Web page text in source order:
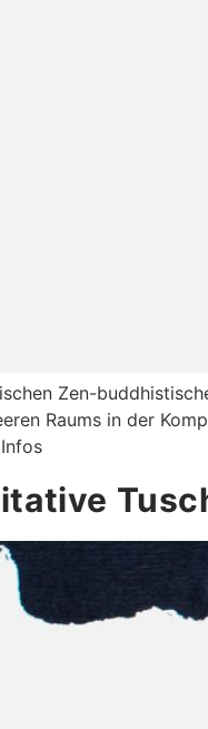
Zen-
Raums in der